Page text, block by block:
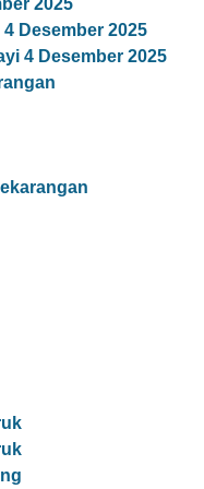
2025
Desember 2025
4 Desember 2025